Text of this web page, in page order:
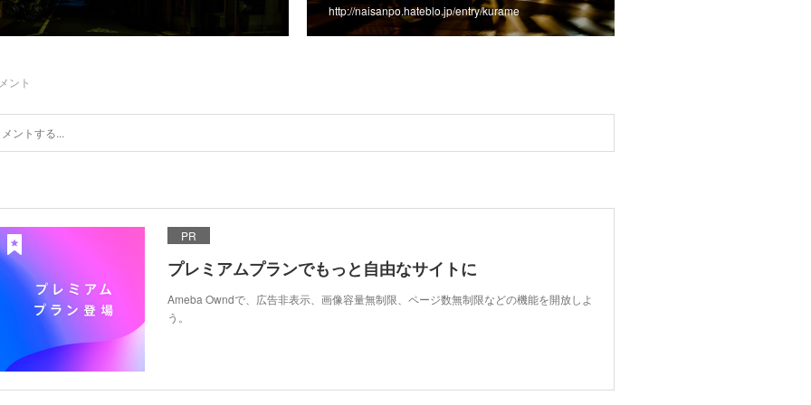
http://naisanpo.hateblo.jp/entry/kurame
ント
PR
プレミアムプランでもっと自由なサイトに
Ameba Owndで、広告非表示、画像容量無制限、ページ数無制限などの機能を開放しよ
う。